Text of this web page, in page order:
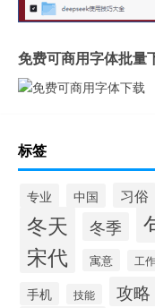
免费可商用字体批量
标签
专业 中国 习俗
冬天 冬季
宋代 寓意 工作
手机 技能 攻略